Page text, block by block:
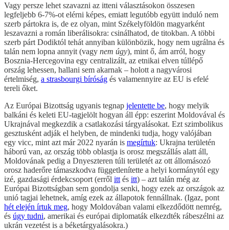
Vagy persze lehet szavazni az itteni választásokon összesen
legfeljebb 6-7%-ot elérni képes, emiatt legutóbb együtt induló nem
szerb pártokra is, de ez olyan, mint Székelyföldön magyarként
leszavazni a román liberálisokra: csinálhatod, de titokban. A többi
szerb párt Dodiktól tehát annyiban különbözik, hogy nem ugrálna és
talán nem lopna annyit (vagy nem úgy), mint ő, ám arról, hogy
Bosznia-Hercegovina egy centralizált, az etnikai elven túllépő
ország lehessen, hallani sem akarnak – holott a nagyvárosi
értelmiség, a strasbourgi bíróság és valamennyire az EU is efelé
tereli őket.
Az Európai Bizottság ugyanis tegnap jelentette be, hogy melyik
balkáni és keleti EU-tagjelölt hogyan áll épp: eszerint Moldovával és
Ukrajnával megkezdik a csatlakozási tárgyalásokat. Ezt szimbolikus
gesztusként adják el helyben, de mindenki tudja, hogy valójában
egy vicc, mint azt már 2022 nyarán is megírtuk: Ukrajna területén
háború van, az ország több oblastja is orosz megszállás alatt áll,
Moldovának pedig a Dnyeszteren túli területét az ott állomásozó
orosz haderőre támaszkodva függetlenítette a helyi kormánytól egy
izé, gazdasági érdekcsoport (erről itt és itt) – azt talán még az
Európai Bizottságban sem gondolja senki, hogy ezek az országok az
unió tagjai lehetnek, amíg ezek az állapotok fennállnak. (Igaz, pont
hét elején írtuk meg, hogy Moldovában valami elkezdődött nemrég,
és úgy tudni, amerikai és európai diplomaták elkezdték rábeszélni az
ukrán vezetést is a béketárgyalásokra.)